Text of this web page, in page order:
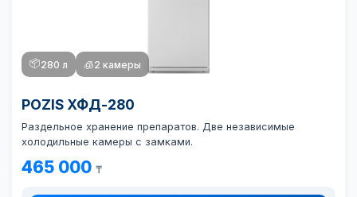
📦280 л 🧊2 камеры
POZIS ХФД-280
Раздельное хранение препаратов. Две независимые
холодильные камеры с замками.
465 000 ₸